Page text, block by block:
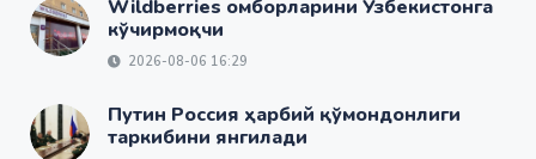
Wildberries омборларини Ўзбекистонга
кўчирмоқчи
2026-08-06 16:29
Путин Россия ҳарбий қўмондонлиги
таркибини янгилади